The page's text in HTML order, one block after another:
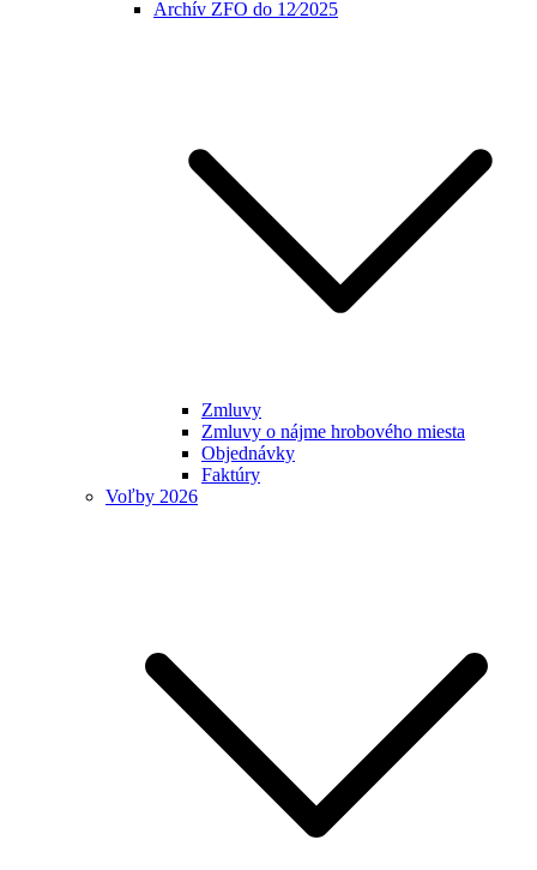
Archív ZFO do 12⁄2025
Zmluvy
Zmluvy o nájme hrobového miesta
Objednávky
Faktúry
Voľby 2026